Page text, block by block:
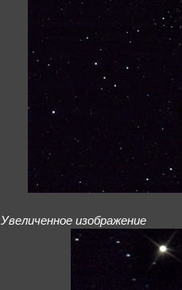
Увеличенное изображение